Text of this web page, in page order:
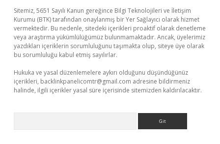
Sitemiz, 5651 Sayılı Kanun gereğince Bilgi Teknolojileri ve İletişim
Kurumu (BTK) tarafından onaylanmış bir Yer Sağlayıcı olarak hizmet
vermektedir. Bu nedenle, sitedeki içerikleri proaktif olarak denetleme
veya araştırma yükümlülüğümüz bulunmamaktadır. Ancak, üyelerimiz
yazdıkları içeriklerin sorumluluğunu taşımakta olup, siteye üye olarak
bu sorumluluğu kabul etmiş sayılırlar.
Hukuka ve yasal düzenlemelere aykırı olduğunu düşündüğünüz
içerikleri, backlinkpanelicomtr@gmail.com adresine bildirmeniz
halinde, ilgili içerikler yasal süre içerisinde sitemizden kaldırılacaktır.